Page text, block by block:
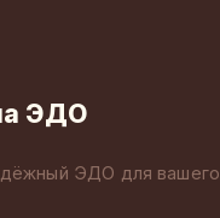
ЭДО
ЭДО для вашего